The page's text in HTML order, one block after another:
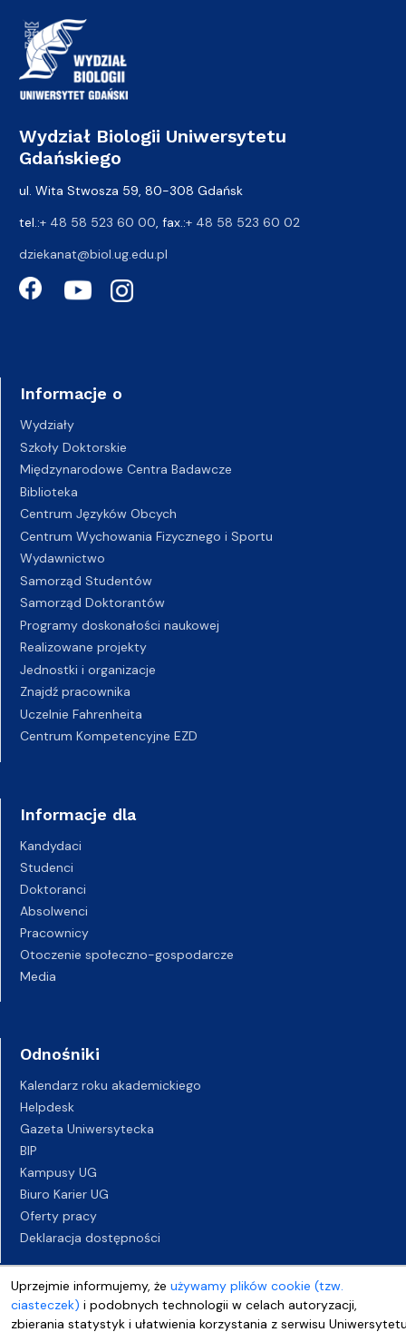
Uprzejmie informujemy, że używamy plików cookie (tzw.
ciasteczek) i podobnych technologii w celach autoryzacji,
zbierania statystyk i ułatwienia korzystania z serwisu
Wydział Biologii Uniwersytetu
Gdańskiego
ul. Wita Stwosza 59, 80-308 Gdańsk
tel.:+ 48 58 523 60 00, fax.:+ 48 58 523 60 02
dziekanat@biol.ug.edu.pl
Informacje o
Wydziały
Szkoły Doktorskie
Międzynarodowe Centra Badawcze
Biblioteka
Centrum Języków Obcych
Centrum Wychowania Fizycznego i Sportu
Wydawnictwo
Samorząd Studentów
Samorząd Doktorantów
Programy doskonałości naukowej
Realizowane projekty
Jednostki i organizacje
Znajdź pracownika
Uczelnie Fahrenheita
Centrum Kompetencyjne EZD
Informacje dla
Kandydaci
Studenci
Doktoranci
Absolwenci
Pracownicy
Otoczenie społeczno-gospodarcze
Media
Odnośniki
Kalendarz roku akademickiego
Helpdesk
Gazeta Uniwersytecka
BIP
Kampusy UG
Biuro Karier UG
Oferty pracy
Deklaracja dostępności